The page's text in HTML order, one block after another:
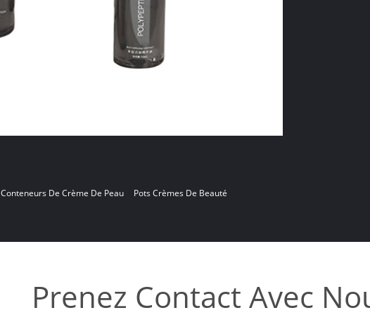
Conteneurs De Crème De Peau Pots Crèmes De Beauté
Prenez Contact Avec